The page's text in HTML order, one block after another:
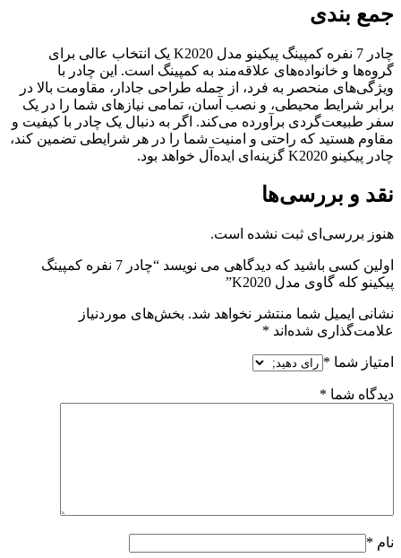
جمع بندی
چادر 7 نفره کمپینگ پیکینو مدل K2020 یک انتخاب عالی برای
گروه‌ها و خانواده‌های علاقه‌مند به کمپینگ است. این چادر با
ویژگی‌های منحصر به فرد، از جمله طراحی جادار، مقاومت بالا در
برابر شرایط محیطی، و نصب آسان، تمامی نیازهای شما را در یک
سفر طبیعت‌گردی برآورده می‌کند. اگر به دنبال یک چادر با کیفیت و
مقاوم هستید که راحتی و امنیت شما را در هر شرایطی تضمین کند،
چادر پیکینو K2020 گزینه‌ای ایده‌آل خواهد بود.
نقد و بررسی‌ها
هنوز بررسی‌ای ثبت نشده است.
اولین کسی باشید که دیدگاهی می نویسد “چادر 7 نفره کمپینگ
پیکینو کله گاوی مدل K2020”
نشانی ایمیل شما منتشر نخواهد شد. بخش‌های موردنیاز
علامت‌گذاری شده‌اند *
امتیاز شما *
دیدگاه شما *
نام *